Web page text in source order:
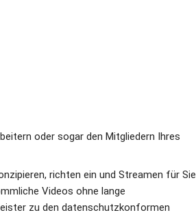
oder sogar den Mitgliedern Ihres
richten ein und Streamen für Sie
Videos ohne lange
zu den datenschutzkonformen